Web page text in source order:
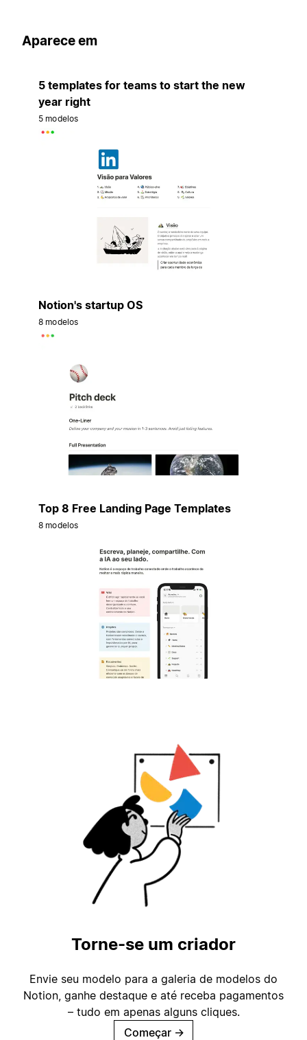
Aparece em
5 templates for teams to start the new
year right
5 modelos
Notion's startup OS
8 modelos
Top 8 Free Landing Page Templates
8 modelos
Torne-se um criador
Envie seu modelo para a galeria de modelos do
Notion, ganhe destaque e até receba pagamentos
– tudo em apenas alguns cliques.
Começar →